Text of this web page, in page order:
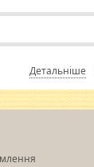
Детальніше